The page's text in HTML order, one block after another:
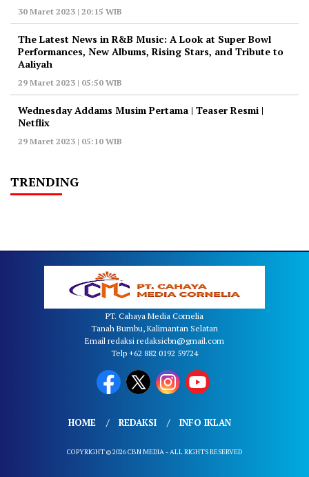
30 Maret 2023 | 20:15 WIB
The Latest News in R&B Music: A Look at Super Bowl
Performances, New Albums, Rising Stars, and Tribute to
Aaliyah
29 Maret 2023 | 05:50 WIB
Wednesday Addams Musim Pertama | Teaser Resmi |
Netflix
29 Maret 2023 | 05:10 WIB
TRENDING
PT. Cahaya Media Cornelia
Tanah Bumbu, Kalimantan Selatan
Email redaksi redaksicbn@gmail.com
Telp +62 882 0192 59724
HOME REDAKSI INFO IKLAN
COPYRIGHT © 2026 CBN MEDIA - ALL RIGHTS RESERVED